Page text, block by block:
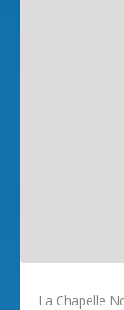
La Chapelle